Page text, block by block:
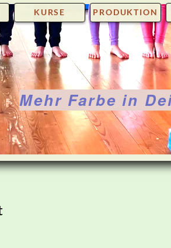
Mehr Farbe in
KURSE PRODUKTION